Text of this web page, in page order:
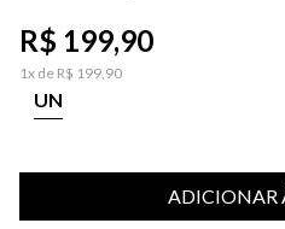
R$ 199,90
1x de R$ 199,90
UN
ADICIONAR